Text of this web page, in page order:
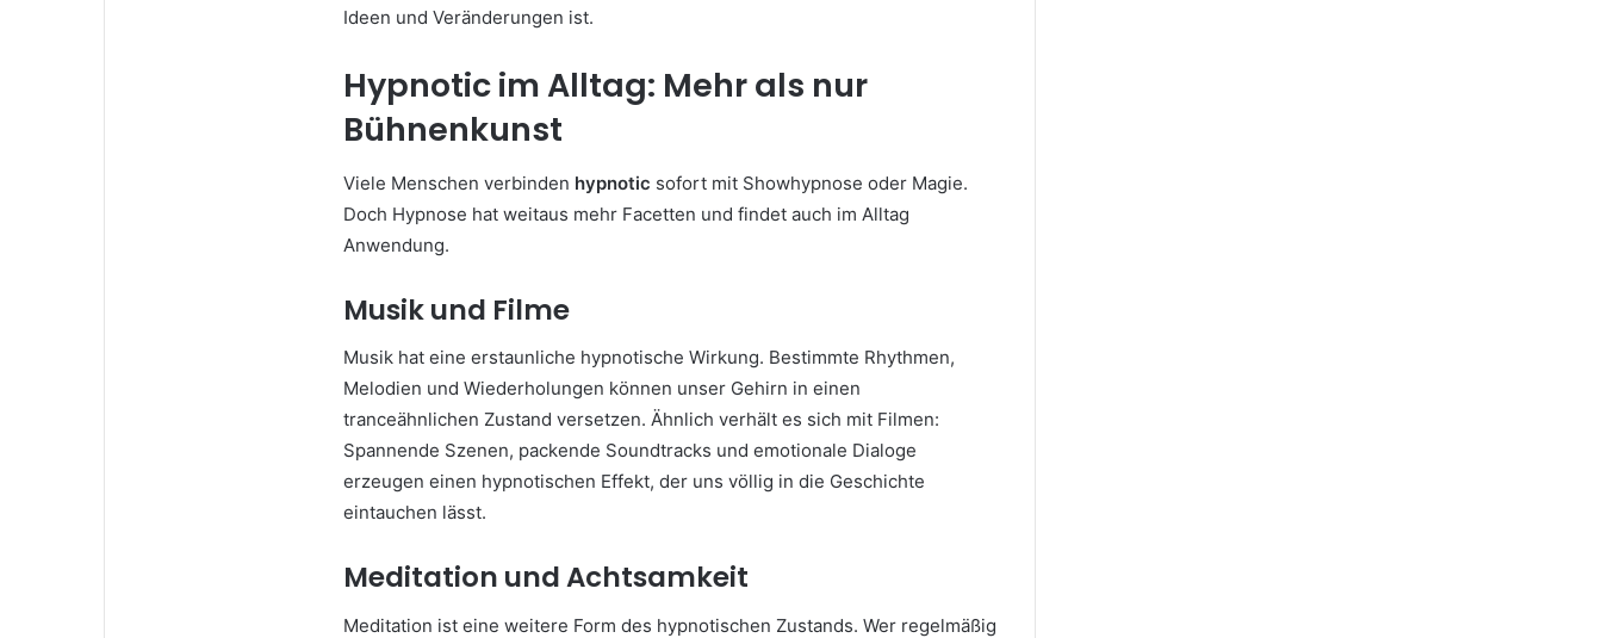
Ideen und Veränderungen ist.
Hypnotic im Alltag: Mehr als nur
Bühnenkunst
Viele Menschen verbinden hypnotic sofort mit Showhypnose oder Magie.
Doch Hypnose hat weitaus mehr Facetten und findet auch im Alltag
Anwendung.
Musik und Filme
Musik hat eine erstaunliche hypnotische Wirkung. Bestimmte Rhythmen,
Melodien und Wiederholungen können unser Gehirn in einen
tranceähnlichen Zustand versetzen. Ähnlich verhält es sich mit Filmen:
Spannende Szenen, packende Soundtracks und emotionale Dialoge
erzeugen einen hypnotischen Effekt, der uns völlig in die Geschichte
eintauchen lässt.
Meditation und Achtsamkeit
Meditation ist eine weitere Form des hypnotischen Zustands. Wer regelmäßig